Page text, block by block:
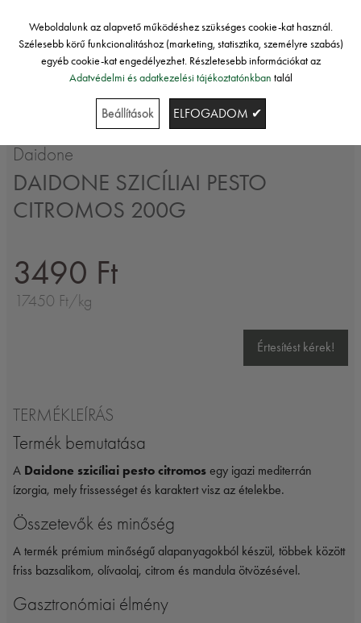
Daidone
DAIDONE SZICÍLIAI PESTO
CITROMOS 200G
3490 Ft
17450 Ft/kg
Értesítést kérek!
TERMÉKLEÍRÁS
Termék bemutatása
A Daidone szicíliai pesto citromos egy igazi mediterrán
ízorgia, mely frissességet és karaktert visz az ételekbe.
Összetevők és minőség
A termék prémium minőségű alapanyagokból készül, többek között
friss bazsalikom, olívaolaj, citrom és mandula ötvözésével.
Gasztronómiai élmény
Weboldalunk az alapvető működéshez szükséges cookie-kat használ.
Szélesebb körű funkcionalitáshoz (marketing, statisztika, személyre szabás)
egyéb cookie-kat engedélyezhet. Részletesebb információkat az
Adatvédelmi és adatkezelési tájékoztatónkban talál
Beállítások ELFOGADOM ✔